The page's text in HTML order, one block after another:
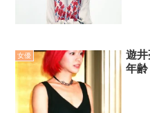
女優
遊井
年齢